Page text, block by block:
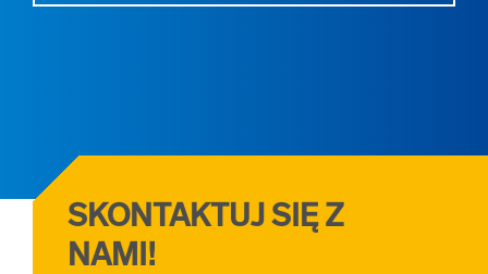
SKONTAKTUJ SIĘ Z
NAMI!